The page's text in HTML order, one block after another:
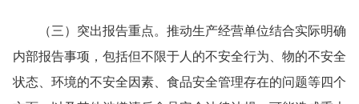
（三）突出报告重点。推动生产经营单位结合实际明确
内部报告事项，包括但不限于人的不安全行为、物的不安全
状态、环境的不安全因素、食品安全管理存在的问题等四个